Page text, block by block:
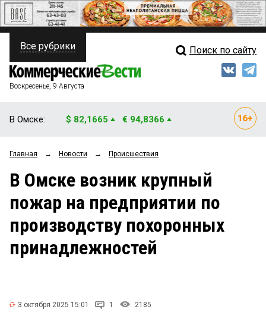
ПОЛИТИКА
ФИНАНСЫ
ОБЩЕСТВО
ЗАКОН
НОВОСТИ КОМПАНИЙ
Свежий выпуск
Мнения
Рейтинги
Блоги
Архив
Все рубрики Поиск по сайту
Воскресенье, 9 Августа
В Омске: $ 82,1665 € 94,8366
Главная → Новости → Происшествия
В Омске возник крупный
пожар на предприятии по
производству похоронных
принадлежностей
3 октября 2025 15:01 1 2185